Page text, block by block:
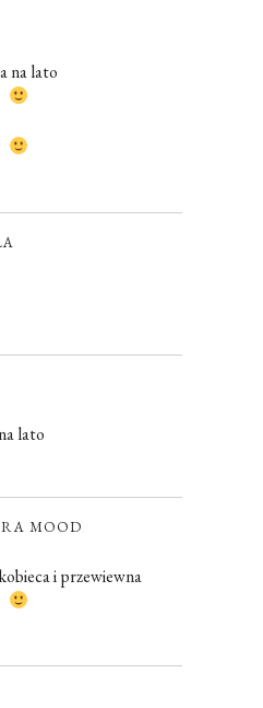
na lato
lato
MOOD
i przewiewna